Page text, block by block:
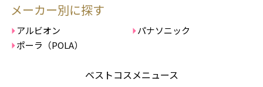
メーカー別に探す
アルビオン
パナソニック
ポーラ（POLA）
ベストコスメニュース